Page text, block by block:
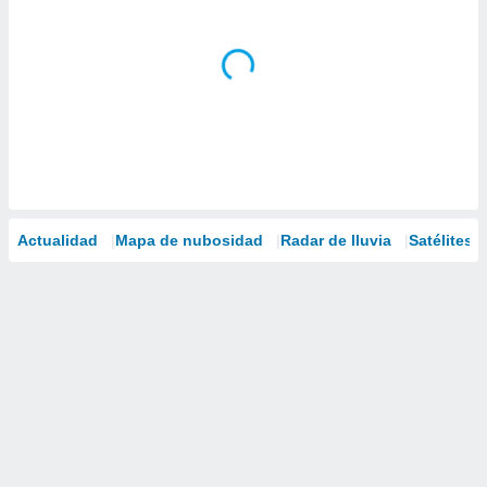
Actualidad Mapa de nubosidad Radar de lluvia Satélites